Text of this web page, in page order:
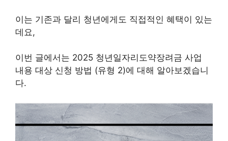
이는 기존과 달리 청년에게도 직접적인 혜택이 있는
데요,
이번 글에서는 2025 청년일자리도약장려금 사업
내용 대상 신청 방법 (유형 2)에 대해 알아보겠습니
다.